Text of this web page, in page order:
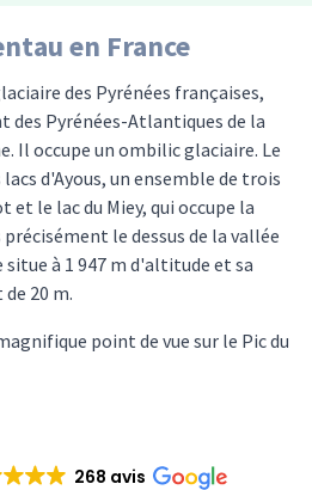
en France
des Pyrénées françaises,
des Pyrénées-Atlantiques de la
Il occupe un ombilic glaciaire. Le
d'Ayous, un ensemble de trois
et le lac du Miey, qui occupe la
le dessus de la vallée
situe à 1 947 m d'altitude et sa
20 m.
point de vue sur le Pic du
268 avis